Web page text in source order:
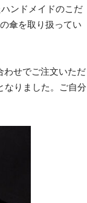
ンドメイドのこだ
傘を取り扱ってい
わせでご注文いただ
なりました。ご自分